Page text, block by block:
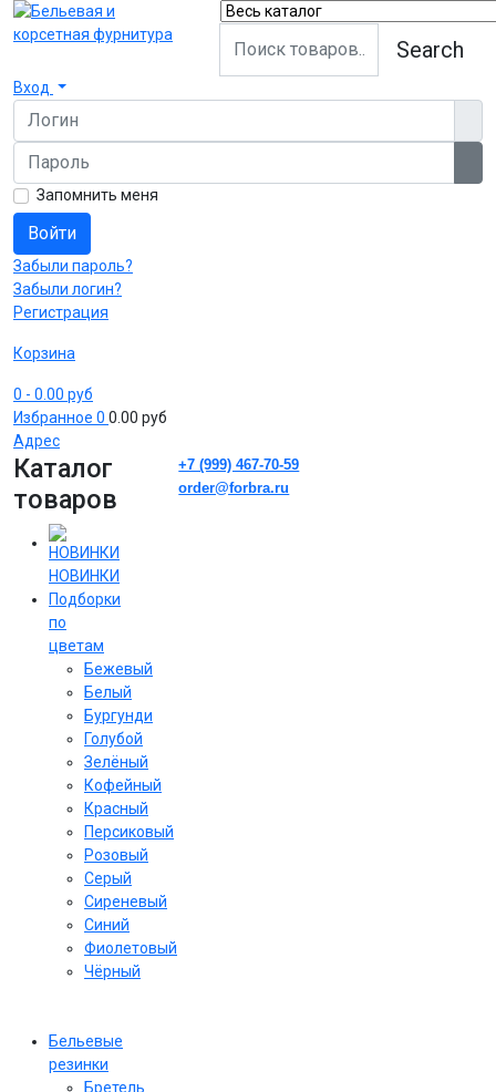
Search
Вход
Логин
Пароль
Запомнить меня
Войти
Забыли пароль?
Забыли логин?
Регистрация
Корзина
0 - 0.00 руб
Избранное 0 0.00 руб
Адрес
Каталог
товаров
НОВИНКИ
Подборки
по
цветам
Бежевый
Белый
Бургунди
Голубой
Зелёный
Кофейный
Красный
Персиковый
Розовый
Серый
Сиреневый
Cиний
Фиолетовый
Чёрный
Бельевые
резинки
Бретель
+7 (999) 467-70-59
order@forbra.ru